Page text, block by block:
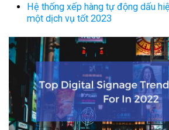
Hệ thống xếp hàng tự động dấu
một dịch vụ tốt 2023